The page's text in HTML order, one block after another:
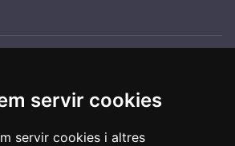
servir cookies
servir cookies i altres
BUTLLETÍ
articles, activitats
trimestral.